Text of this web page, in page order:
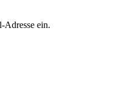
Adresse ein.